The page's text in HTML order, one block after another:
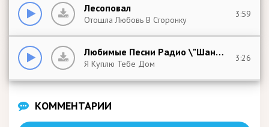
Лесоповал
Отошла Любовь В Сторонку
3:59
Любимые Песни Радио \"Шансон\" - Лесоповал
Я Куплю Тебе Дом
3:26
КОММЕНТАРИИ